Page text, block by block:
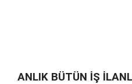
ANLIK BÜTÜN İŞ